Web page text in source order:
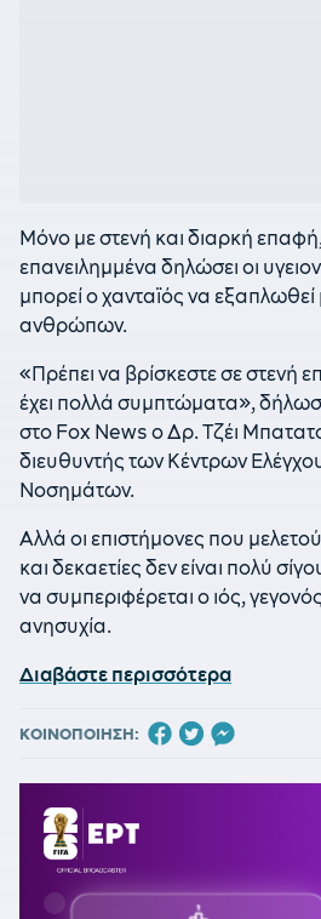
Μόνο με στενή και διαρκή
επανειλημμένα δηλώσει οι
μπορεί ο χανταϊός να
ανθρώπων.
«Πρέπει να βρίσκεστε σε στενή
έχει πολλά συμπτώματα»,
στο Fox News ο Δρ. Τζέι
διευθυντής των Κέντρων
Νοσημάτων.
Αλλά οι επιστήμονες που
και δεκαετίες δεν είναι πολύ
να συμπεριφέρεται ο ιός,
ανησυχία.
Διαβάστε περισσότερα
ΚΟΙΝΟΠΟΙΗΣΗ: